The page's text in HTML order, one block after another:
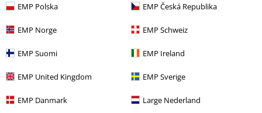
EMP Polska EMP Česká Republika
EMP Norge EMP Schweiz
EMP Suomi EMP Ireland
EMP United Kingdom EMP Sverige
EMP Danmark Large Nederland
Wyprzedaż % Spódnice
Kobiety Marki EMP
Wyprzedaż %
Kobiety Odzież Spódnice Spódnice Mini